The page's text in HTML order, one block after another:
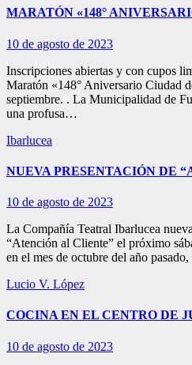
MARATÓN «148°
10 de agosto de 2023
Inscripciones abiertas y con cupos
Maratón «148° Aniversario Ciudad
septiembre. . La Municipalidad de
una profusa…
Ibarlucea
NUEVA PRESENTACIÓN DE
10 de agosto de 2023
La Compañía Teatral Ibarlucea
“Atención al Cliente” el próximo
en el mes de octubre del año
Lucio V. López
COCINA EN EL CENTRO DE
10 de agosto de 2023